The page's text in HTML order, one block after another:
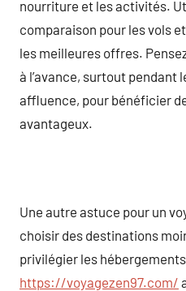
nourriture et les activités.
comparaison pour les vols
les meilleures offres.
à l’avance, surtout pendant
affluence, pour bénéficier
avantageux.
Une autre astuce pour un
choisir des destinations
privilégier les
https://voyagezen97.com/